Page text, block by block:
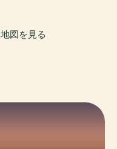
地図を見る